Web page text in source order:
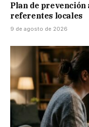
Plan de prevención
referentes locales
9 de agosto de 2026